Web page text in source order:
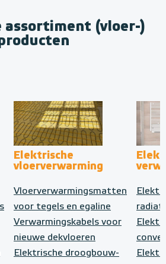
assortiment (vloer-)
Elektrische
vloerverwarming
Vloerverwarmingsmatten
voor tegels en egaline
Verwarmingskabels voor
nieuwe dekvloeren
Elektrische droogbouw-